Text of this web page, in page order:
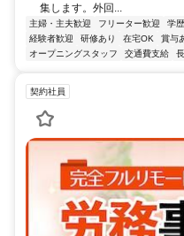
集します。外回...
主婦・主夫歓迎 フリーター歓迎 学
経験者歓迎
研修あり 在宅OK 賞与
オープニングスタッフ
交通費支給
契約社員